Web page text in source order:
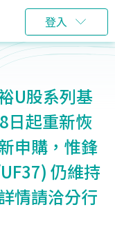
登入
U股系列基
日起重新恢
申購，惟鋒
仍維持
情請洽分行